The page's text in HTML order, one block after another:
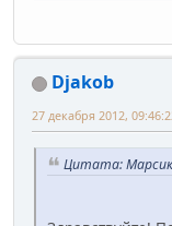
Djakob
27 декабря 2012,
Цитата: Марсик